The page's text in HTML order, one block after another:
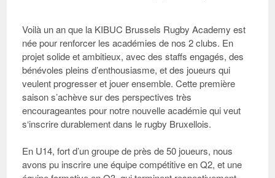
Voilà un an que la KIBUC Brussels Rugby Academy est
née pour renforcer les académies de nos 2 clubs. En
projet solide et ambitieux, avec des staffs engagés, des
bénévoles pleins d’enthousiasme, et des joueurs qui
veulent progresser et jouer ensemble. Cette première
saison s’achève sur des perspectives très
encourageantes pour notre nouvelle académie qui veut
s‘inscrire durablement dans le rugby Bruxellois.
En U14, fort d’un groupe de près de 50 joueurs, nous
avons pu inscrire une équipe compétitive en Q2, et une